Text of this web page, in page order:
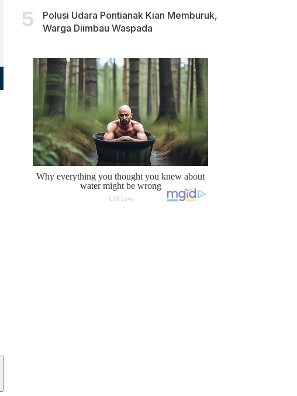
Polusi Udara Pontianak Kian Memburuk,
Warga Diimbau Waspada